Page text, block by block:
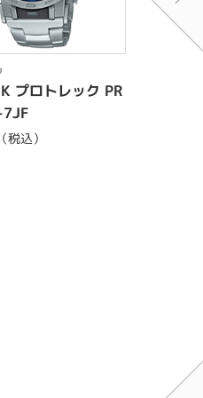
プロトレック PR
込）